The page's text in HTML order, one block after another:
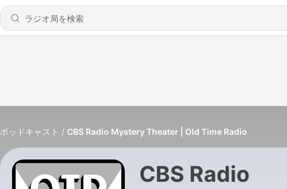
ポッドキャスト CBS Radio Mystery Theater | Old Time Radio
CBS Radio